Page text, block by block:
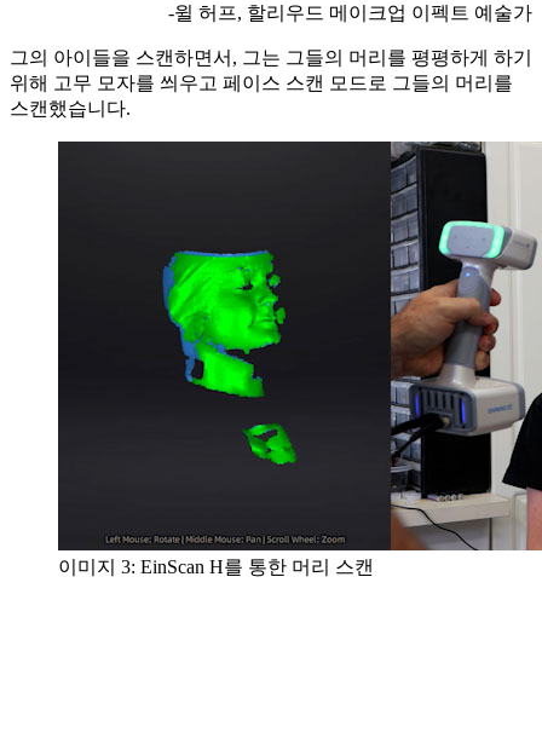
-윌 허프, 할리우드 메이크업 이펙트 예술가
그의 아이들을 스캔하면서, 그는 그들의 머리를 평평하게 하기
위해 고무 모자를 씌우고 페이스 스캔 모드로 그들의 머리를
스캔했습니다.
이미지 3: EinScan H를 통한 머리 스캔